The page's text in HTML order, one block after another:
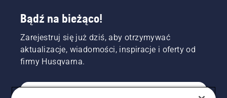
Bądź na bieżąco!
Zarejestruj się już dziś, aby otrzymywać
aktualizacje, wiadomości, inspiracje i oferty od
firmy Husqvarna.